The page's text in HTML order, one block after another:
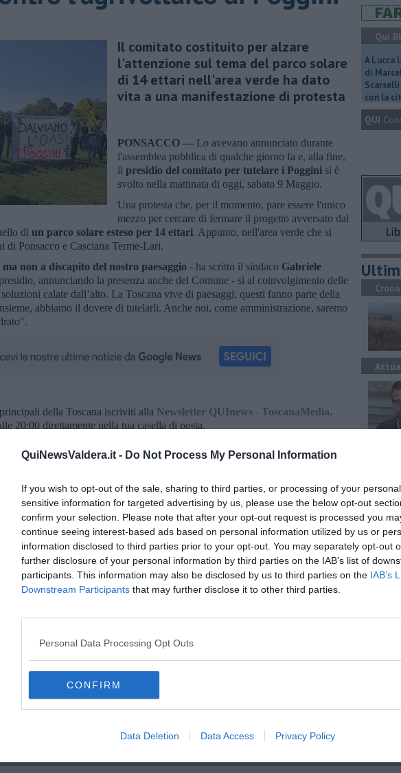
QuiNewsValdera.it - Do Not Process My Personal Information
If you wish to opt-out of the sale, sharing to third parties, or processing of your
sensitive information for targeted advertising by us, please use the below opt-out
confirm your selection. Please note that after your opt-out request is processed you
continue seeing interest-based ads based on personal information utilized by us or
information disclosed to third parties prior to your opt-out. You may separately opt-out
further disclosure of your personal information by third parties on the IAB’s list of
participants. This information may also be disclosed by us to third parties on the IAB’s
Downstream Participants that may further disclose it to other third parties.
Personal Data Processing Opt Outs
CONFIRM
Data Deletion Data Access Privacy Policy
Il comitato costituito per alzare
l'attenzione sul tema del parco solare
di 14 ettari nell'area verde ha dato
vita a una manifestazione di protesta
PONSACCO — Lo avevano annunciato durante
l'assemblea pubblica di qualche giorno fa e, alla fine,
il presidio del comitato per tutelare i Poggini si è
svolto nella mattinata di oggi, sabato 9 Maggio.
Una protesta che, per il momento, pare essere l'unico
mezzo per cercare di fermare il progetto avversato dal
di un parco solare esteso per 14 ettari. Appunto, nell'area verde che si
di Ponsacco e Casciana Terme-Lari.
non a discapito del nostro paesaggio - ha scritto il sindaco Gabriele
annunciando la presenza anche del Comune - sì al coinvolgimento delle
calate dall’alto. La Toscana vive di paesaggi, questi fanno parte della
abbiamo il dovere di tutelarli. Anche noi, come amministrazione, saremo
della Toscana iscriviti alla Newsletter QUInews - ToscanaMedia.
20:00 direttamente nella tua casella di posta.
anche:
Rosa mantenuta la promessa"
finisce in Regione
sta col comitato
casciana terme lari
Qui
A Lucca
di
con la
QUI